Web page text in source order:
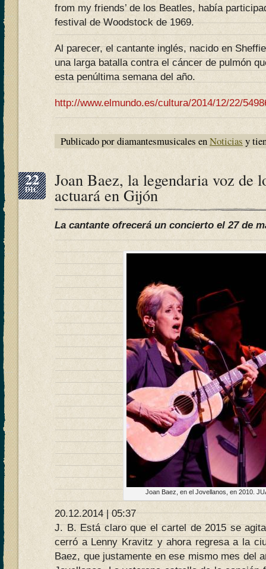
from my friends’ de los Beatles, había
festival de Woodstock de 1969.
Al parecer, el cantante inglés, nacido en
una larga batalla contra el cáncer de pulmón
esta penúltima semana del año.
http://www.elmundo.es/cultura/2014/12/22/
Publicado por diamantesmusicales enNoticias y
22
DIC Joan Baez, la legendaria voz de
actuará en Gijón
La cantante ofrecerá un concierto el 27 de
Joan Baez, en el Jovellanos, en 2010.
20.12.2014 | 05:37
J. B. Está claro que el cartel de 2015 se
cerró a Lenny Kravitz y ahora regresa a la
Baez, que justamente en ese mismo mes del